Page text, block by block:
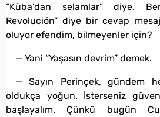
“Küba’dan selamlar” diye.
Revolución” diye bir cevap
oluyor efendim, bilmeyenler için?
— Yani “Yaşasın devrim” demek.
— Sayın Perinçek, gündem
oldukça yoğun. İsterseniz
başlayalım. Çünkü bugün